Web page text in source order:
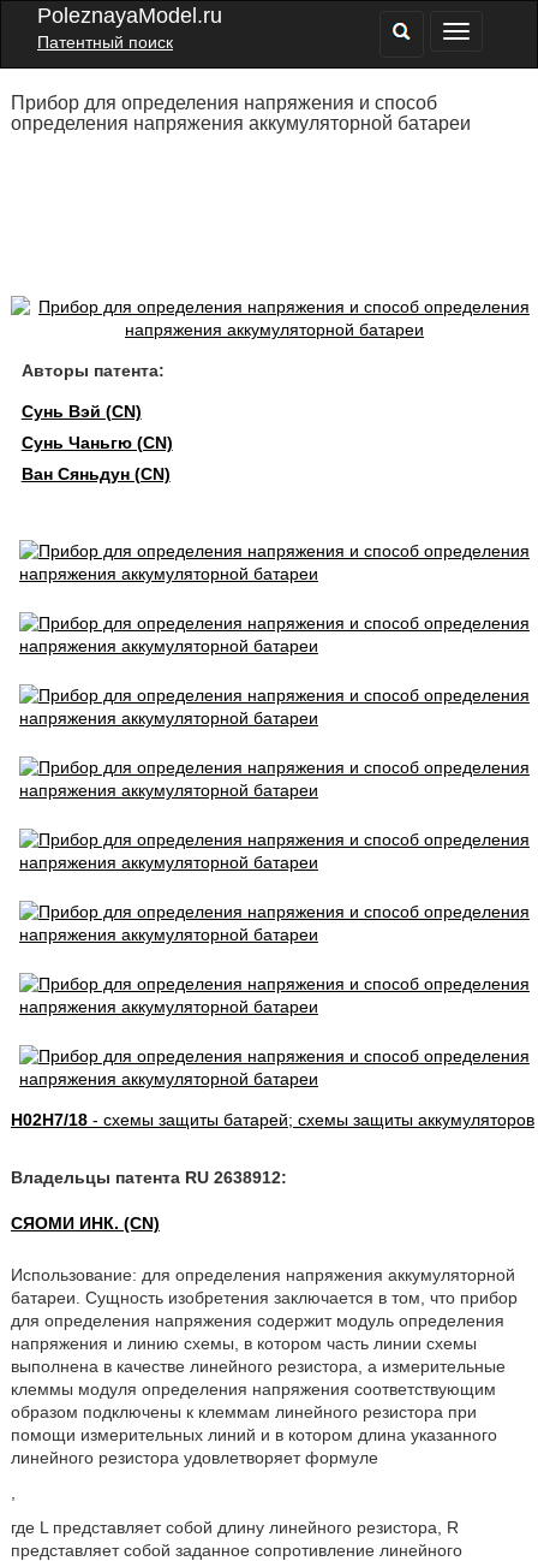
PoleznayaModel.ru
Патентный поиск
Прибор для определения напряжения и способ
определения напряжения аккумуляторной батареи
Авторы патента:
Сунь Вэй (CN)
Сунь Чаньгю (CN)
Ван Сяньдун (CN)
H02H7/18- схемы защиты батарей; схемы защиты аккумуляторов
Владельцы патента RU 2638912:
СЯОМИ ИНК. (CN)
Использование: для определения напряжения аккумуляторной
батареи. Сущность изобретения заключается в том, что прибор
для определения напряжения содержит модуль определения
напряжения и линию схемы, в котором часть линии схемы
выполнена в качестве линейного резистора, а измерительные
клеммы модуля определения напряжения соответствующим
образом подключены к клеммам линейного резистора при
помощи измерительных линий и в котором длина указанного
линейного резистора удовлетворяет формуле
где L представляет собой длину линейного резистора, R
представляет собой заданное сопротивление линейного